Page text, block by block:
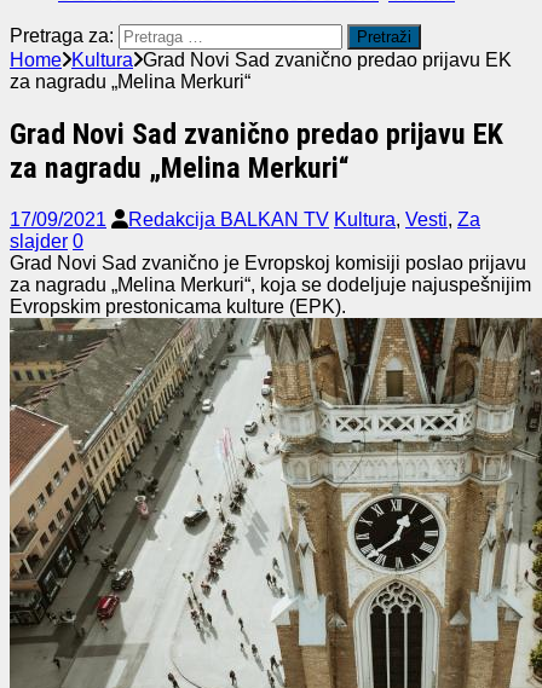
Pretraga za:
Home Kultura Grad Novi Sad zvanično predao prijavu EK
za nagradu „Melina Merkuri“
Grad Novi Sad zvanično predao prijavu EK
za nagradu „Melina Merkuri“
17/09/2021 Redakcija BALKAN TV Kultura, Vesti, Za
slajder 0
Grad Novi Sad zvanično je Evropskoj komisiji poslao prijavu
za nagradu „Melina Merkuri“, koja se dodeljuje najuspešnijim
Evropskim prestonicama kulture (EPK).